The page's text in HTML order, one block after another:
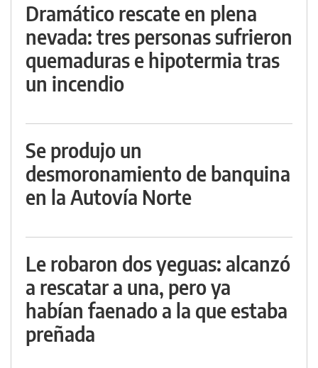
Dramático rescate en plena
nevada: tres personas sufrieron
quemaduras e hipotermia tras
un incendio
Se produjo un
desmoronamiento de banquina
en la Autovía Norte
Le robaron dos yeguas: alcanzó
a rescatar a una, pero ya
habían faenado a la que estaba
preñada